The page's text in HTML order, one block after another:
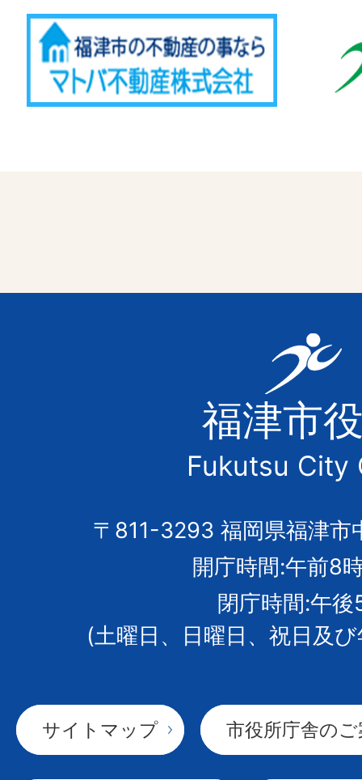
福
津
市
の
市
章
福津市
Fukutsu City
〒811-3293 福岡県福津市
開庁時間:午前8
閉庁時間:午後
(土曜日、日曜日、祝日及
サイトマップ 市役所庁舎の